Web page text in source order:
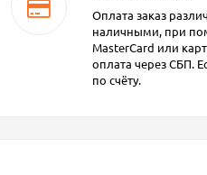
Оплата заказ
наличными, при
MasterCard или
оплата через СБП.
по счёту.